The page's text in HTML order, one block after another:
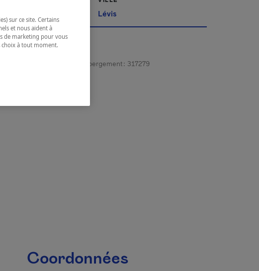
Lévis
d’enregistrement d’hébergement : 317279
Coordonnées
sur ce site. Certains
et nous aident à
de marketing pour vous
choix à tout moment.
fenêtre.